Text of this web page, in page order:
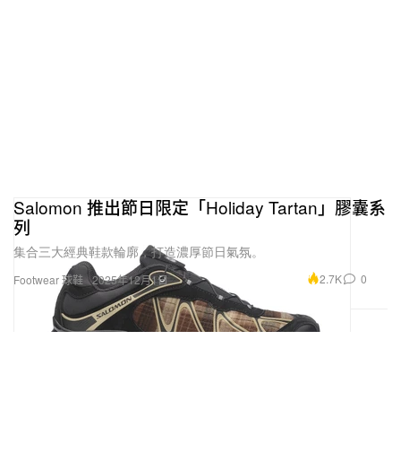
Footwear 球鞋
Salomon 推出節日限定「Holiday Tartan」膠囊系
列
集合三大經典鞋款輪廓，打造濃厚節日氣氛。
2025年12月1日 2.7K 0